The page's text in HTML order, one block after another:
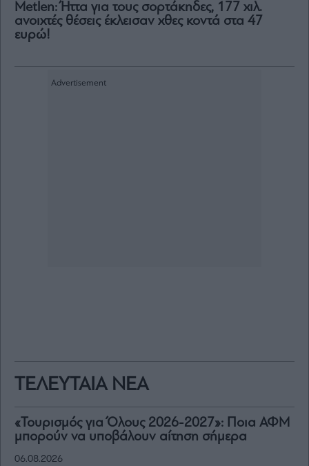
ΤΕΛΕΥΤΑΙΑ ΝΕΑ
«Τουρισμός για Όλους 2026-2027»: Ποια ΑΦΜ
μπορούν να υποβάλουν αίτηση σήμερα
06.08.2026
Metlen: Ήττα για τους σορτάκηδες, 177 χιλ.
ανοιχτές θέσεις έκλεισαν χθες κοντά στα 47
ευρώ!